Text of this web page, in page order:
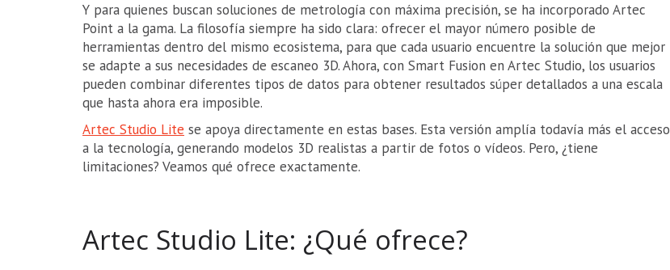
Y para quienes buscan soluciones de metrología con máxima precisión, se ha incorporado Artec
Point a la gama. La filosofía siempre ha sido clara: ofrecer el mayor número posible de
herramientas dentro del mismo ecosistema, para que cada usuario encuentre la solución que mejor
se adapte a sus necesidades de escaneo 3D. Ahora, con Smart Fusion en Artec Studio, los usuarios
pueden combinar diferentes tipos de datos para obtener resultados súper detallados a una escala
que hasta ahora era imposible.
Artec Studio Lite se apoya directamente en estas bases. Esta versión amplía todavía más el acceso
a la tecnología, generando modelos 3D realistas a partir de fotos o vídeos. Pero, ¿tiene
limitaciones? Veamos qué ofrece exactamente.
Artec Studio Lite: ¿Qué ofrece?